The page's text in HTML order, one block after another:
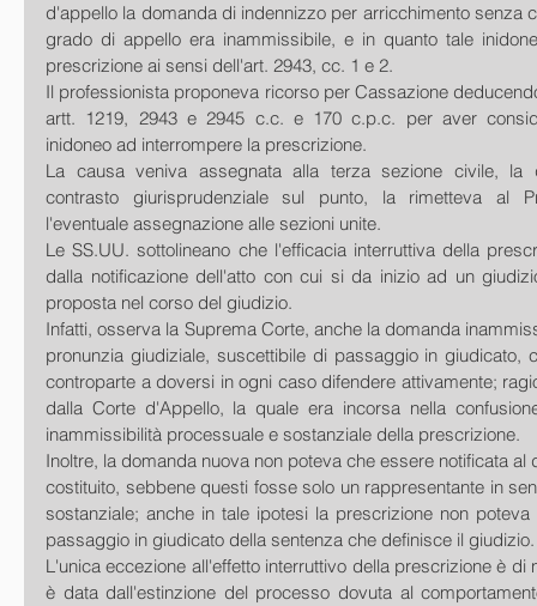
d'appello la domanda di indennizzo per arricchimento senza
grado di appello era inammissibile, e in quanto tale
prescrizione ai sensi dell'art. 2943, cc. 1 e 2.
Il professionista proponeva ricorso per Cassazione
artt. 1219, 2943 e 2945 c.c. e 170 c.p.c. per aver
inidoneo ad interrompere la prescrizione.
La causa veniva assegnata alla terza sezione civile, la
contrasto giurisprudenziale sul punto, la rimetteva al
l'eventuale assegnazione alle sezioni unite.
Le SS.UU. sottolineano che l'efficacia interruttiva della
dalla notificazione dell'atto con cui si da inizio ad un
proposta nel corso del giudizio.
Infatti, osserva la Suprema Corte, anche la domanda
pronunzia giudiziale, suscettibile di passaggio in giudicato,
controparte a doversi in ogni caso difendere attivamente;
dalla Corte d'Appello, la quale era incorsa nella
inammissibilità processuale e sostanziale della prescrizione.
Inoltre, la domanda nuova non poteva che essere notificata al
costituito, sebbene questi fosse solo un rappresentante in
sostanziale; anche in tale ipotesi la prescrizione non
passaggio in giudicato della sentenza che definisce il giudizio.
L'unica eccezione all'effetto interruttivo della prescrizione è di
è data dall'estinzione del processo dovuta al